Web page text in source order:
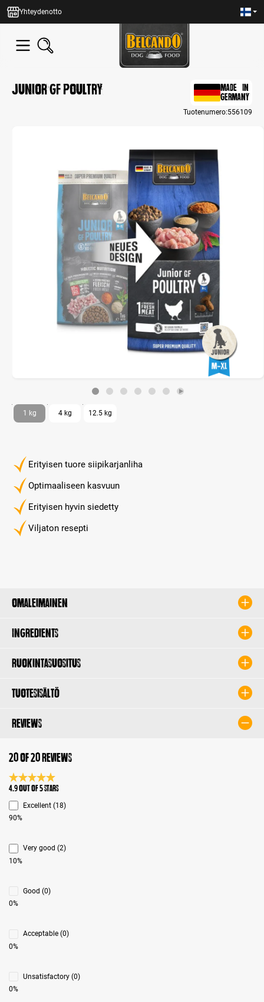
content
Yhteydenotto
Junior GF Poultry
MADE IN
GERMANY
Tuotenumero:556109
Erityisen tuore siipikarjanliha
Optimaaliseen kasvuun
Erityisen hyvin siedetty
Viljaton resepti
1 kg 4 kg 12.5 kg
Omaleimainen
Ingredients
Ruokintasuositus
Tuotesisältö
Reviews
20 of 20 reviews
Average rating 4.9 of 5 Stars
4.9 out of 5 stars
Excellent (18)
90%
Very good (2)
10%
Good (0)
0%
Acceptable (0)
0%
Unsatisfactory (0)
0%